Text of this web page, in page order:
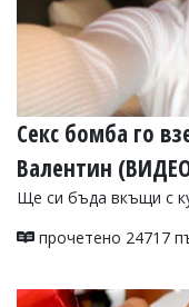
Секс бомба го
Валентин
Ще си бъда вкъщи с
прочетено 24717